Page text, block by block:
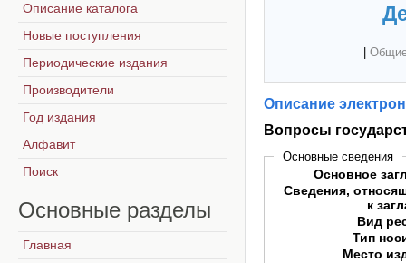
Описание
Вопросы
Основные сведения
Основное
Сведения,
к
Вид
Тип
Место
Описание каталога
Новые поступления
Периодические издания
Производители
Год издания
Алфавит
Поиск
Основные разделы
Главная